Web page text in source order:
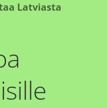
Latviasta